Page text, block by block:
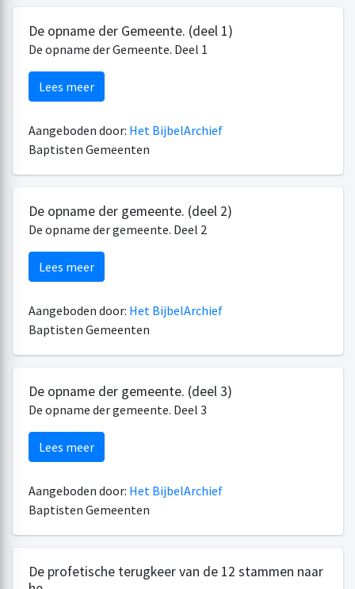
De opname der Gemeente. (deel 1)
De opname der Gemeente. Deel 1
Lees meer
Aangeboden door: Het BijbelArchief
Baptisten Gemeenten
De opname der gemeente. (deel 2)
De opname der gemeente. Deel 2
Lees meer
Aangeboden door: Het BijbelArchief
Baptisten Gemeenten
De opname der gemeente. (deel 3)
De opname der gemeente. Deel 3
Lees meer
Aangeboden door: Het BijbelArchief
Baptisten Gemeenten
De profetische terugkeer van de 12 stammen naar